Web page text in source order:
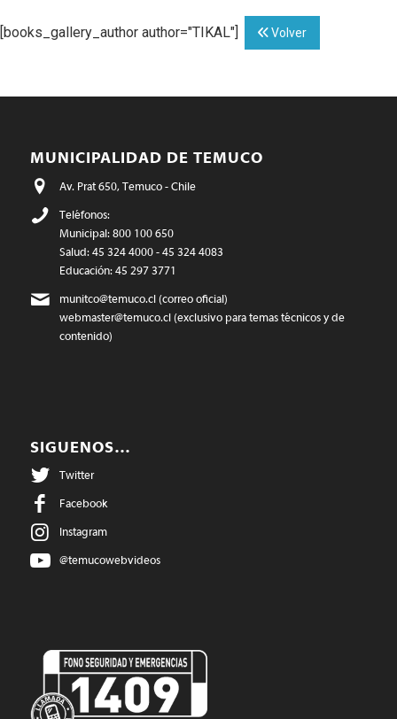
[books_gallery_author author="TIKAL"] Volver
MUNICIPALIDAD DE TEMUCO
Av. Prat 650, Temuco - Chile
Teléfonos:
Municipal: 800 100 650
Salud: 45 324 4000 - 45 324 4083
Educación: 45 297 3771
munitco@temuco.cl(correo oficial)
webmaster@temuco.cl(exclusivo para temas técnicos y de
contenido)
SIGUENOS…
Twitter
Facebook
Instagram
@temucowebvideos